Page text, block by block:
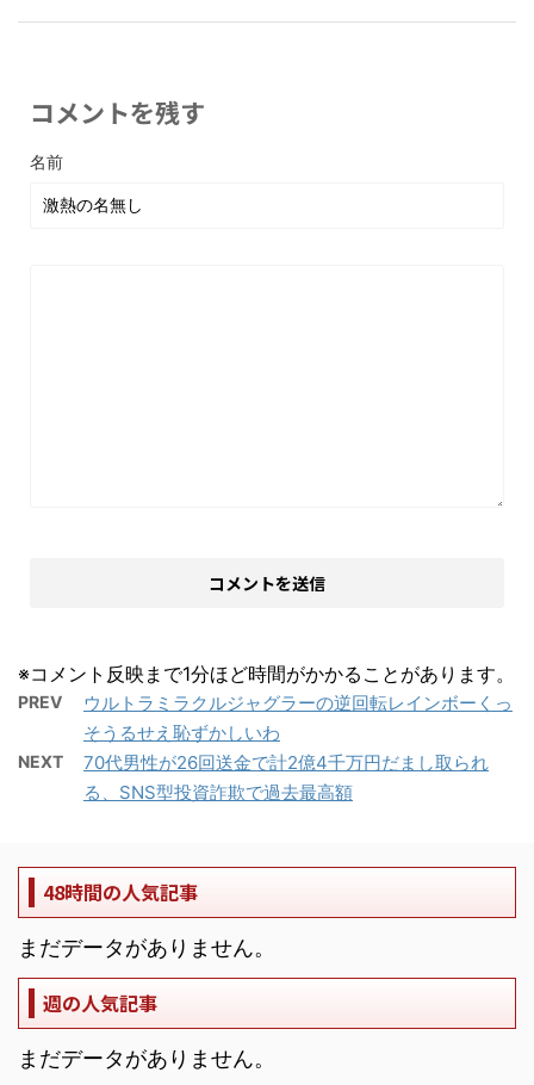
コメントを残す
名前
※コメント反映まで1分ほど時間がかかることがあります。
PREV
ウルトラミラクルジャグラーの逆回転レインボーくっ
そうるせえ恥ずかしいわ
NEXT
70代男性が26回送金で計2億4千万円だまし取られ
る、SNS型投資詐欺で過去最高額
48時間の人気記事
まだデータがありません。
週の人気記事
まだデータがありません。